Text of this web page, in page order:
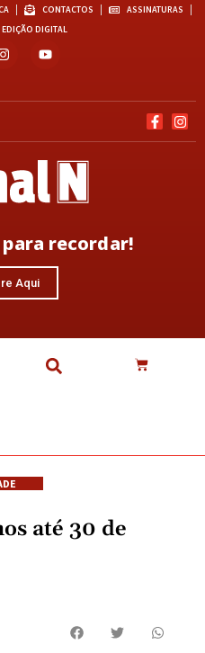
CONTACTOS
ASSINATURAS
EDIÇÃO DIGITAL
recordar!
Aqui
até 30 de